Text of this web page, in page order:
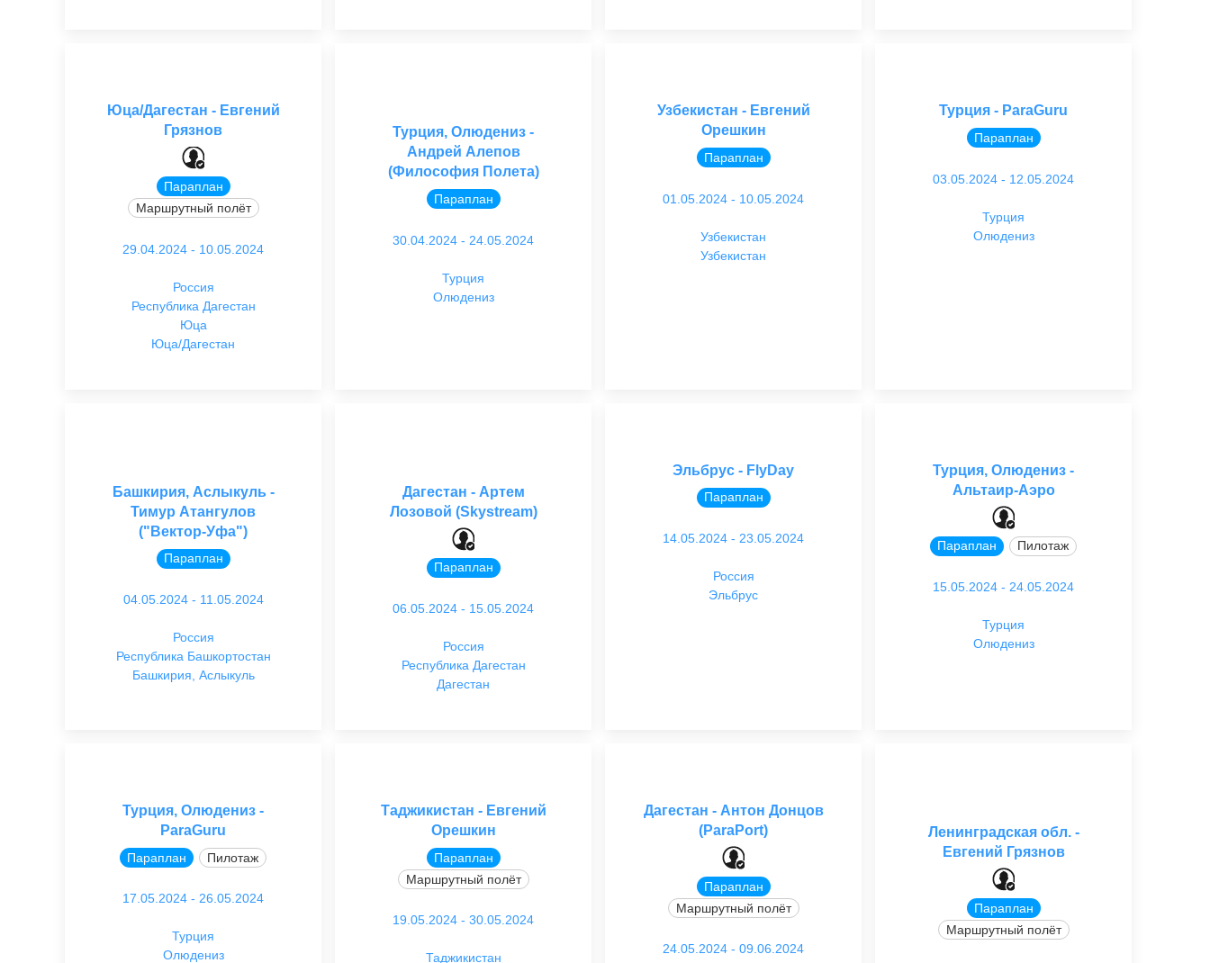
Юца/Дагестан - Евгений
Грязнов
Параплан
Маршрутный полёт
29.04.2024 - 10.05.2024
Россия
Республика Дагестан
Юца
Юца/Дагестан
Турция, Олюдениз -
Андрей Алепов
(Философия Полета)
Параплан
30.04.2024 - 24.05.2024
Турция
Олюдениз
Узбекистан - Евгений
Орешкин
Параплан
01.05.2024 - 10.05.2024
Узбекистан
Узбекистан
Турция - ParaGuru
Параплан
03.05.2024 - 12.05.2024
Турция
Олюдениз
Башкирия, Аслыкуль -
Тимур Атангулов
("Вектор-Уфа")
Параплан
04.05.2024 - 11.05.2024
Россия
Республика Башкортостан
Башкирия, Аслыкуль
Дагестан - Артем
Лозовой (Skystream)
Параплан
06.05.2024 - 15.05.2024
Россия
Республика Дагестан
Дагестан
Эльбрус - FlyDay
Параплан
14.05.2024 - 23.05.2024
Россия
Эльбрус
Турция, Олюдениз -
Альтаир-Аэро
Параплан Пилотаж
15.05.2024 - 24.05.2024
Турция
Олюдениз
Турция, Олюдениз -
ParaGuru
Параплан Пилотаж
17.05.2024 - 26.05.2024
Турция
Олюдениз
Таджикистан - Евгений
Орешкин
Параплан
Маршрутный полёт
19.05.2024 - 30.05.2024
Таджикистан
Дагестан - Антон Донцов
(ParaPort)
Параплан
Маршрутный полёт
24.05.2024 - 09.06.2024
Ленинградская обл. -
Евгений Грязнов
Параплан
Маршрутный полёт